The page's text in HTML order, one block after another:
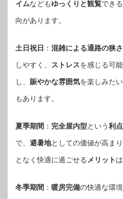
イムなどもゆっくりと観覧できる
向があります。
土日祝日 ： 混雑による通路の狭さ
しやすく、 ストレスを感じる可
し、 賑やかな雰囲気を楽しみた
もあります。
夏季期間 ： 完全屋内型という利点
で、 避暑地としての価値が高まり
となく快適に過ごせる メリット
冬季期間 ： 暖房完備の快適な環境